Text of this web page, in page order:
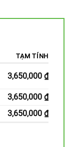
TẠM TÍNH
3,650,000 ₫
3,650,000 ₫
3,650,000 ₫